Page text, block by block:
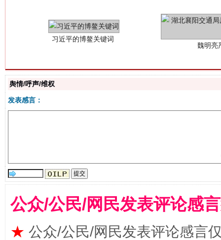
揭批美国五大"原罪" "炒
舆情/呼声/维权
发表感言：
公众/公民/网民发表评论感
★ 公众/公民/网民发表评论感言